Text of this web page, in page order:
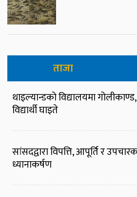
ताजा
थाइल्यान्डको विद्यालयमा
विद्यार्थी घाइते
सांसदद्वारा विपत्ति, आपूर्ति र
ध्यानाकर्षण